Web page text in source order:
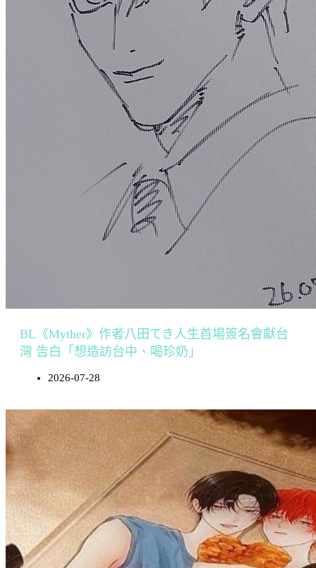
BL《Myther》作者八田てき人生首場簽名會獻台
灣 告白「想造訪台中、喝珍奶」
2026-07-28